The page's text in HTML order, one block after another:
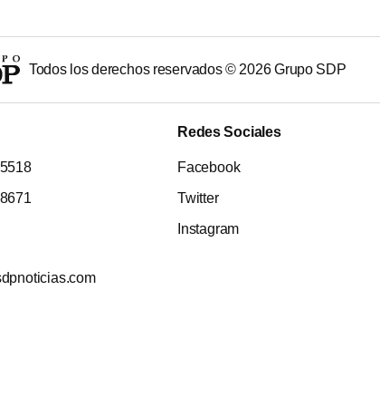
Todos los derechos reservados © 2026Grupo SDP
Redes Sociales
Facebook
Twitter
Instagram